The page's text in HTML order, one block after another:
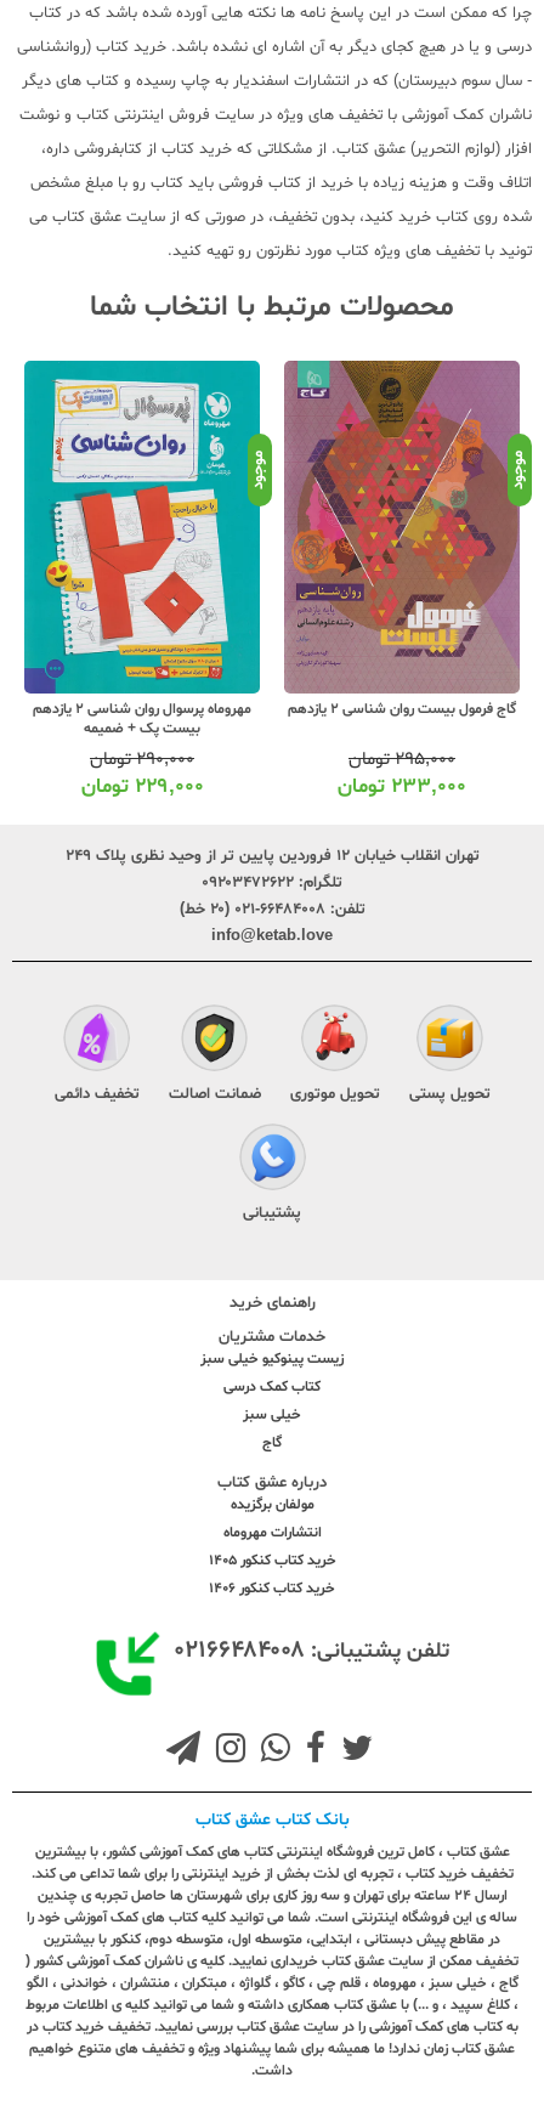
چرا که ممکن است در این پاسخ نامه ها نکته هایی آورده شده باشد که در کتاب
درسی و یا در هیچ کجای دیگر به آن اشاره ای نشده باشد. خرید کتاب (روانشناسی
- سال سوم دبیرستان) که در انتشارات اسفندیار به چاپ رسیده و کتاب های دیگر
ناشران کمک آموزشی با تخفیف های ویژه در سایت فروش اینترنتی کتاب و نوشت
افزار (لوازم التحریر) عشق کتاب. از مشکلاتی که خرید کتاب از کتابفروشی داره،
اتلاف وقت و هزینه زیاده با خرید از کتاب فروشی باید کتاب رو با مبلغ مشخص
شده روی کتاب خرید کنید، بدون تخفیف، در صورتی که از سایت عشق کتاب می
تونید با تخفیف های ویژه کتاب مورد نظرتون رو تهیه کنید.
محصولات مرتبط با انتخاب شما
موجود
مهروماه پرسوال روان شناسی 2 یازدهم
۲۹۰,۰۰۰تومان
۲۲۹,۰۰۰تومان
موجود
مهروماه امتحانت روان شناسی 2 یازدهم
۶۰,۰۰۰تومان
۴۷,۰۰۰تومان
تهران انقلاب خیابان ۱۲ فروردین پایین تر از وحید نظری پلاک ۲۴۹
تلگرام: ۰۹۲۰۳۴۷۲۶۲۲
تلفن: ۶۶۴۸۴۰۰۸-۰۲۱ (۲۰ خط)
info@ketab.love
تحویل پستی تحویل موتوری ضمانت اصالت تخفیف دائمی
پشتیبانی
راهنمای خرید
خدمات مشتریان
زیست پینوکیو خیلی سبز
کتاب کمک درسی
خیلی سبز
گاج
درباره عشق کتاب
مولفان برگزیده
انتشارات مهروماه
خرید کتاب کنکور 1405
خرید کتاب کنکور 1406
تلفن پشتیبانی: ۰۲۱۶۶۴۸۴۰۰۸
بانک کتاب عشق کتاب
عشق کتاب ، کامل ترین فروشگاه اینترنتی کتاب های کمک آموزشی کشور، با بیشترین
تخفیف خرید کتاب ، تجربه ای لذت بخش از خرید اینترنتی را برای شما تداعی می کند.
ارسال ٢٤ ساعته برای تهران و سه روز کاری برای شهرستان ها حاصل تجربه ی چندین
ساله ی این فروشگاه اینترنتی است. شما می توانید کلیه کتاب های کمک آموزشی خود را
در مقاطع پیش دبستانی ، ابتدایی، متوسطه اول، متوسطه دوم، کنکور با بیشترین
تخفیف ممکن از سایت عشق کتاب خریداری نمایید. کلیه ی ناشران کمک آموزشی کشور (
گاج ، خیلی سبز ، مهروماه ، قلم چی ، کاگو ، گلواژه ، مبتکران ، منتشران ، خواندنی ، الگو
، کلاغ سپید ، و ...) با عشق کتاب همکاری داشته و شما می توانید کلیه ی اطلاعات مربوط
به کتاب های کمک آموزشی را در سایت عشق کتاب بررسی نمایید. تخفیف خرید کتاب در
عشق کتاب زمان ندارد! ما همیشه برای شما پیشنهاد ویژه و تخفیف های متنوع خواهیم
داشت.